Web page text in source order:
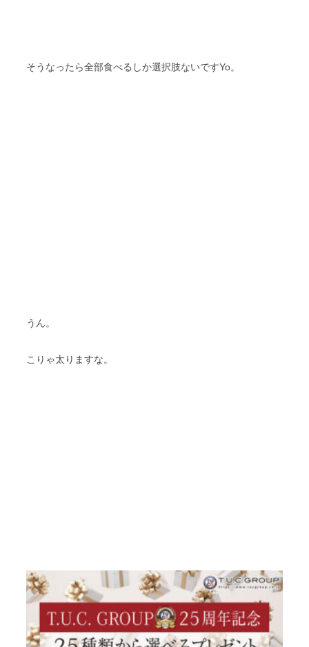
そうなったら全部食べるしか選択肢ないですYo。
うん。
こりゃ太りますな。